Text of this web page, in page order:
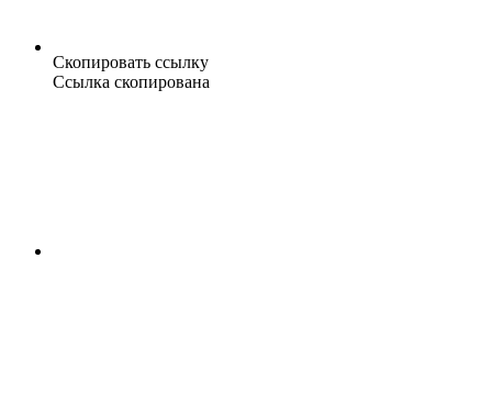
Скопировать ссылку
Ссылка скопирована